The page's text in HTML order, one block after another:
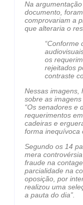
Na
documento,
comprovariam a
que alteraria o
“Conforme
os
rejeitados
contraste
Nessas imagens,
sobre as
“Os senadores e
requerimentos
cadeiras e
forma inequívoca
Segundo os 14
mera
fraude na
parcialidade na
oposição, por
realizou uma
a pauta do dia”.